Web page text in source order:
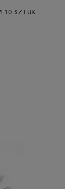
10 SZTUK